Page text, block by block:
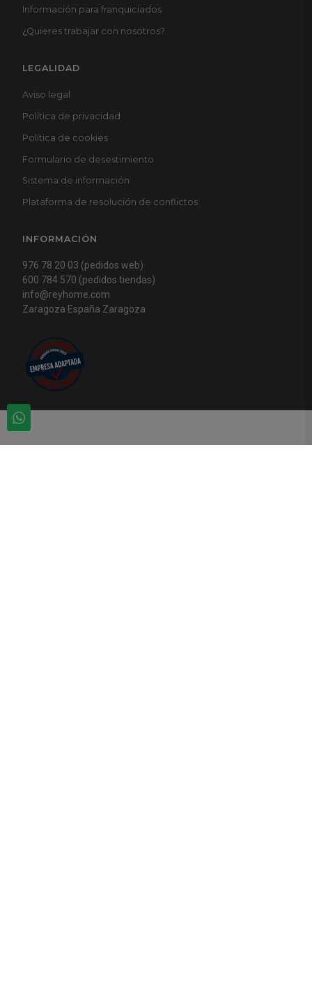
Información para franquiciados
¿ Quieres trabajar con nosotros?
LEGALIDAD
Aviso legal
Política de privacidad
Política de cookies
Formulario de desestimiento
Sistema de información
Plataforma de resolución de conflictos
INFORMACIÓN
976 78 20 03 (pedidos web)
600 784 570 (pedidos tiendas)
info@reyhome.com
Zaragoza España Zaragoza